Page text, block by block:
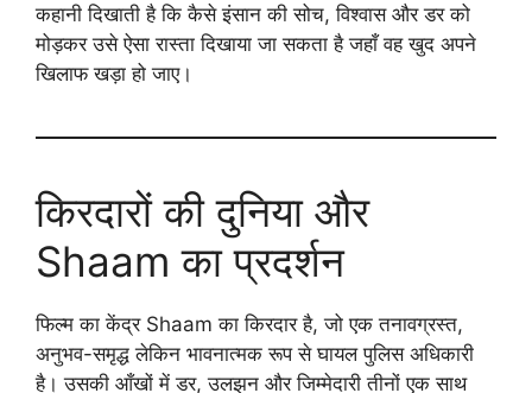
कहानी दिखाती है कि कैसे इंसान की सोच, विश्वास और डर को
मोड़कर उसे ऐसा रास्ता दिखाया जा सकता है जहाँ वह खुद अपने
खिलाफ खड़ा हो जाए।
किरदारों की दुनिया और
Shaam का प्रदर्शन
फिल्म का केंद्र Shaam का किरदार है, जो एक तनावग्रस्त,
अनुभव-समृद्ध लेकिन भावनात्मक रूप से घायल पुलिस अधिकारी
है। उसकी आँखों में डर, उलझन और जिम्मेदारी तीनों एक साथ